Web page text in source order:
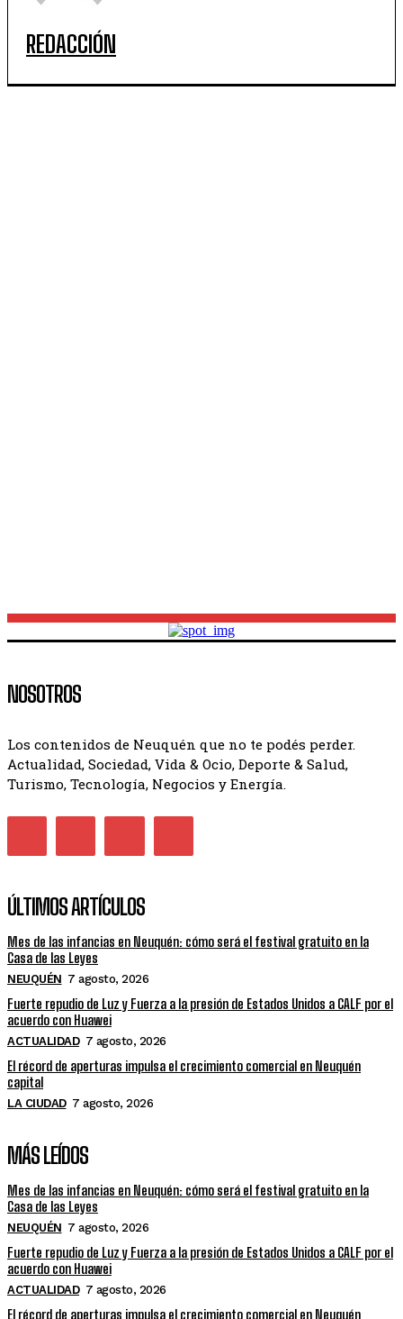
REDACCIÓN
NOSOTROS
Los contenidos de Neuquén que no te podés perder.
Actualidad, Sociedad, Vida & Ocio, Deporte & Salud,
Turismo, Tecnología, Negocios y Energía.
ÚLTIMOS ARTÍCULOS
Mes de las infancias en Neuquén: cómo será el festival gratuito en la
Casa de las Leyes
NEUQUÉN 7 agosto, 2026
Fuerte repudio de Luz y Fuerza a la presión de Estados Unidos a CALF por el
acuerdo con Huawei
ACTUALIDAD 7 agosto, 2026
El récord de aperturas impulsa el crecimiento comercial en Neuquén
capital
LA CIUDAD 7 agosto, 2026
MÁS LEÍDOS
Mes de las infancias en Neuquén: cómo será el festival gratuito en la
Casa de las Leyes
NEUQUÉN 7 agosto, 2026
Fuerte repudio de Luz y Fuerza a la presión de Estados Unidos a CALF por el
acuerdo con Huawei
ACTUALIDAD 7 agosto, 2026
El récord de aperturas impulsa el crecimiento comercial en Neuquén